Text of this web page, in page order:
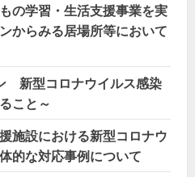
の学習・生活支援事業を実
からみる居場所等において
新型コロナウイルス感染
こと～
施設における新型コロナウ
的な対応事例について